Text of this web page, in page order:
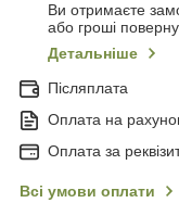
Ви отримаєте
або гроші
Детальніше
Післяплата
Оплата на
Оплата за
Всі умови оплати